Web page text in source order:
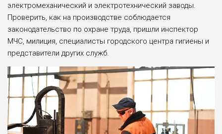
электромеханический и электротехнический заводы.
Проверить, как на производстве соблюдается
законодательство по охране труда, пришли инспектор
МЧС, милиция, специалисты городского центра гигиены и
представители других служб.